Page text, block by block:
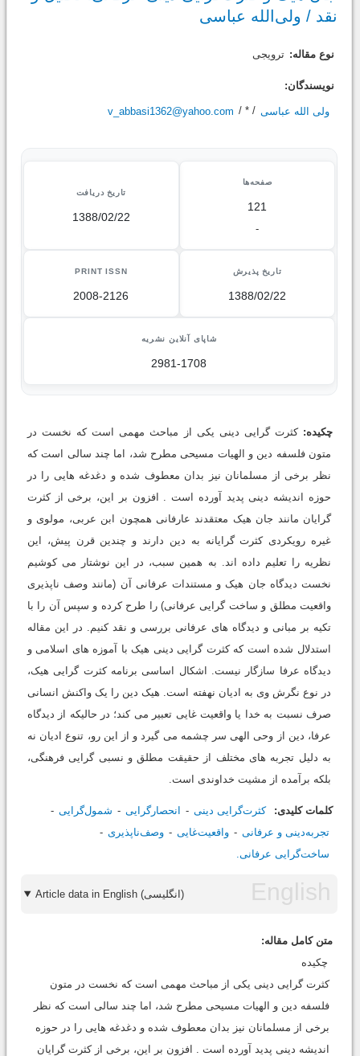
نقد / ولی‌الله عباسی
نوع مقاله: ترویجی
نویسندگان:
ولی الله عباسی / * /
v_abbasi1362@yahoo.com
صفحه‌ها
121
-
تاریخ دریافت
1388/02/22
تاریخ پذیرش
1388/02/22
PRINT ISSN
2008-2126
شاپای آنلاین نشریه
2981-1708
چکیده: کثرت گرایی دینی یکی از مباحث مهمی است که نخست در
متون فلسفه دین و الهیات مسیحی مطرح شد، اما چند سالی است که
نظر برخی از مسلمانان نیز بدان معطوف شده و دغدغه هایی را در
حوزه اندیشه دینی پدید آورده است . افزون بر این، برخی از کثرت
گرایان مانند جان هیک معتقدند عارفانی همچون ابن عربی، مولوی و
غیره رویکردی کثرت گرایانه به دین دارند و چندین قرن پیش، این
نظریه را تعلیم داده اند. به همین سبب، در این نوشتار می کوشیم
نخست دیدگاه جان هیک و مستندات عرفانی آن (مانند وصف ناپذیری
واقعیت مطلق و ساخت گرایی عرفانی) را طرح کرده و سپس آن را با
تکیه بر مبانی و دیدگاه های عرفانی بررسی و نقد کنیم. در این مقاله
استدلال شده است که کثرت گرایی دینی هیک با آموزه های اسلامی و
دیدگاه عرفا سازگار نیست. اشکال اساسی برنامه کثرت گرایی هیک،
در نوع نگرش وی به ادیان نهفته است. هیک دین را یک واکنش انسانی
صرف نسبت به خدا یا واقعیت غایی تعبیر می کند؛ در حالیکه از دیدگاه
عرفا، دین از وحی الهی سر چشمه می گیرد و از این رو، تنوع ادیان نه
به دلیل تجربه های مختلف از حقیقت مطلق و نسبی گرایی فرهنگی،
بلکه برآمده از مشیت خداوندی است.
کلمات کلیدی: کثرت‌گرایی‌ دینی‌ انحصارگرایی
شمول‌گرایی‌
تجربه‌دینی و عرفانی‌
واقعیت‌‌غایی‌
وصف‌ناپذیری‌
ساخت‌‌گرایی عرفانی.
Article data in English (انگلیسی)
متن کامل مقاله:
چکیده
کثرت گرایی دینی یکی از مباحث مهمی است که نخست در متون
فلسفه دین و الهیات مسیحی مطرح شد، اما چند سالی است که نظر
برخی از مسلمانان نیز بدان معطوف شده و دغدغه هایی را در حوزه
اندیشه دینی پدید آورده است . افزون بر این، برخی از کثرت گرایان